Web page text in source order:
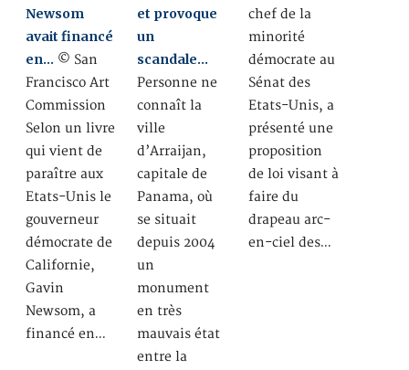
Newsom
avait financé
en… © San
Francisco Art
Commission
Selon un livre
qui vient de
paraître aux
Etats-Unis le
gouverneur
démocrate de
Californie,
Gavin
Newsom, a
financé en…
et provoque
un
scandale…
Personne ne
connaît la
ville
d’Arraijan,
capitale de
Panama, où
se situait
depuis 2004
un
monument
en très
mauvais état
entre la
chef de la
minorité
démocrate au
Sénat des
Etats-Unis, a
présenté une
proposition
de loi visant à
faire du
drapeau arc-
en-ciel des…